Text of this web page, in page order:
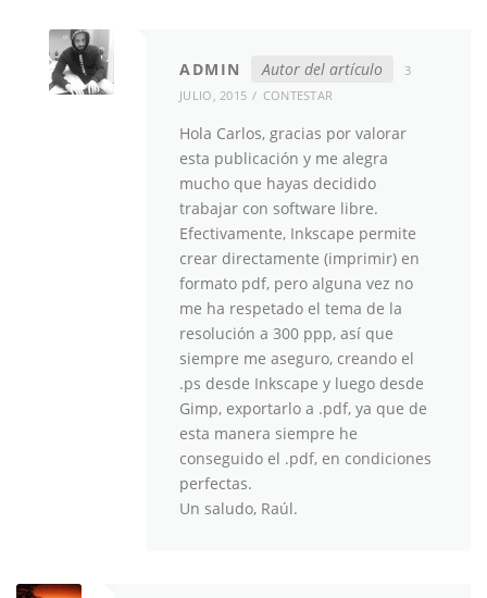
ADMIN Autor del artículo
3
JULIO, 2015
CONTESTAR
Hola Carlos, gracias por valorar
esta publicación y me alegra
mucho que hayas decidido
trabajar con software libre.
Efectivamente, Inkscape permite
crear directamente (imprimir) en
formato pdf, pero alguna vez no
me ha respetado el tema de la
resolución a 300 ppp, así que
siempre me aseguro, creando el
.ps desde Inkscape y luego desde
Gimp, exportarlo a .pdf, ya que de
esta manera siempre he
conseguido el .pdf, en condiciones
perfectas.
Un saludo, Raúl.